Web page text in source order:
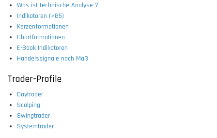
Was ist technische Analyse ?
Indikatoren (>85)
Kerzenformationen
Chartformationen
E-Book Indikatoren
Handelssignale nach Maß
Trader-Profile
Daytrader
Scalping
Swingtrader
Systemtrader